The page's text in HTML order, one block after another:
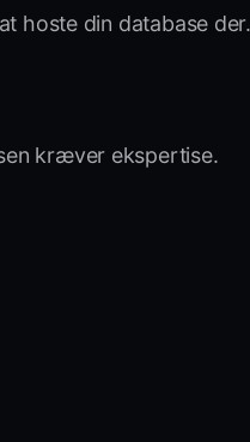
hoste din database der.
kræver ekspertise.